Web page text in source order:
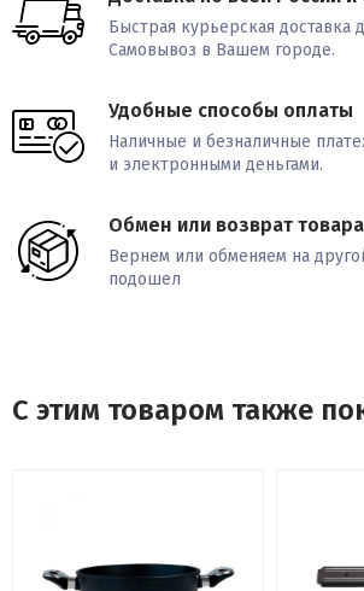
Быстрая курьерская доставка
Самовывоз в Вашем городе.
Удобные способы оплаты
Наличные и безналичные
и электронными деньгами.
Обмен или возврат товара
Вернем или обменяем на
подошел
С этим товаром также